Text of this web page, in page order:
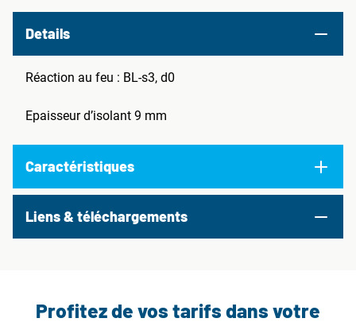
Details
Réaction au feu : BL-s3, d0
Epaisseur d’isolant 9 mm
Caractéristiques
Liens & téléchargements
Profitez de vos tarifs dans votre